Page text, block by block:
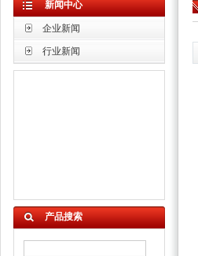
新闻中心
企业新闻
行业新闻
产品搜索